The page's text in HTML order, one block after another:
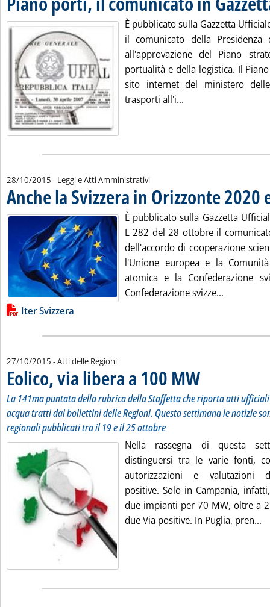
È pubblicato sulla Gazzetta
il comunicato della Presidenza
all'approvazione del Piano
portualità e della logistica. Il
sito internet del ministero
trasporti all'i...
28/10/2015 - Leggi e Atti Amministrativi
Anche la Svizzera in Orizzonte 2020
È pubblicato sulla Gazzetta
L 282 del 28 ottobre il
dell'accordo di cooperazione
l'Unione europea e la
atomica e la Confederazione
Confederazione svizze...
Lista allegati PDF alla notizia
Iter Svizzera
27/10/2015 - Atti delle Regioni
Eolico, via libera a 100 MW. Sottotitolo: La 141ma
. Pubblicata martedì
La 141ma puntata della rubrica della Staffetta che riporta atti
acqua tratti dai bollettini delle Regioni. Questa settimana le notizie
regionali pubblicati tra il 19 e il 25 ottobre
Nella rassegna di questa
distinguersi tra le varie fonti,
autorizzazioni e valutazioni
positive. Solo in Campania,
due impianti per 70 MW, oltre a
due Via positive. In Puglia, pren...